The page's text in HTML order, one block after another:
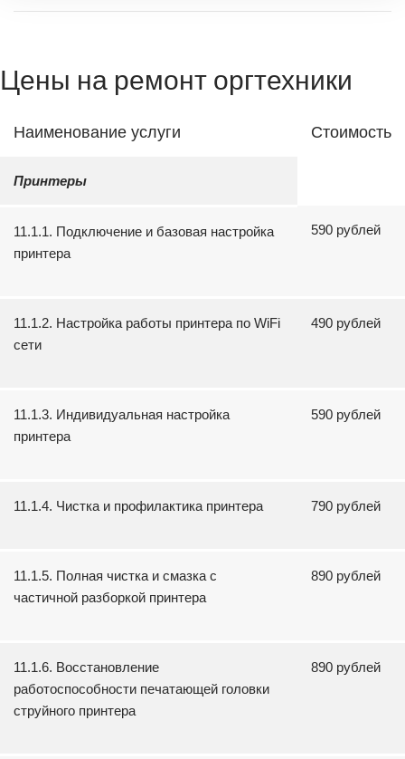
Цены на ремонт оргтехники
Наименование услуги Стоимость
Принтеры
11.1.1. Подключение и базовая настройка
принтера
590 рублей
11.1.2. Настройка работы принтера по WiFi
сети
490 рублей
11.1.3. Индивидуальная настройка
принтера
590 рублей
11.1.4. Чистка и профилактика принтера 790 рублей
11.1.5. Полная чистка и смазка с
частичной разборкой принтера
890 рублей
11.1.6. Восстановление
работоспособности печатающей головки
струйного принтера
890 рублей